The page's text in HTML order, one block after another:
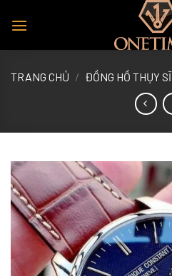
TRANG CHỦ / ĐỒNG HỒ THỤY SĨ